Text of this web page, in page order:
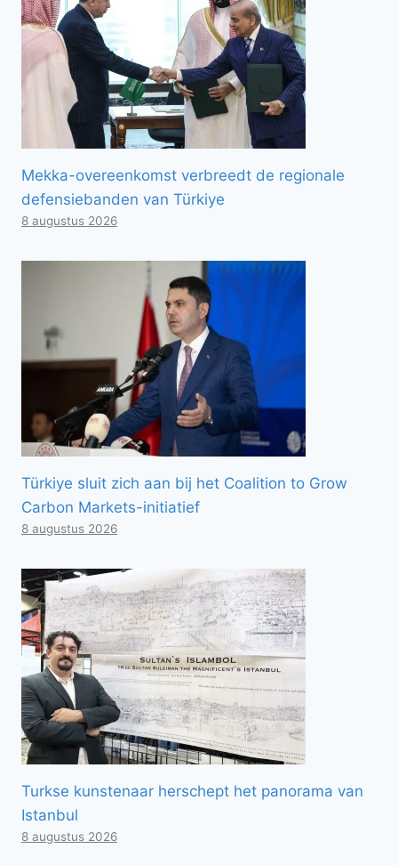
Mekka-overeenkomst verbreedt de regionale
defensiebanden van Türkiye
8 augustus 2026
Türkiye sluit zich aan bij het Coalition to Grow
Carbon Markets-initiatief
8 augustus 2026
Turkse kunstenaar herschept het panorama van
Istanbul
8 augustus 2026